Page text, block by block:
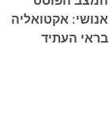
אנושי: אקטואליה
בראי העתיד